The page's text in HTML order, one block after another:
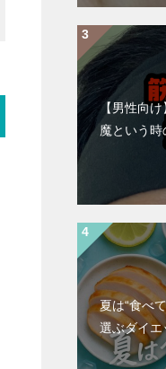
【男性向
魔という
夏は“食べ
選ぶダイ